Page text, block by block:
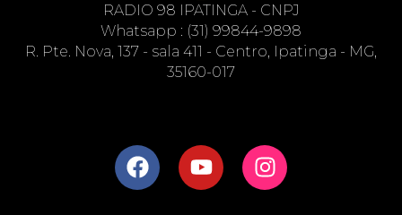
RADIO 98 IPATINGA - CNPJ
Whatsapp : (31) 99844-9898
R. Pte. Nova, 137 - sala 411 - Centro, Ipatinga - MG,
35160-017